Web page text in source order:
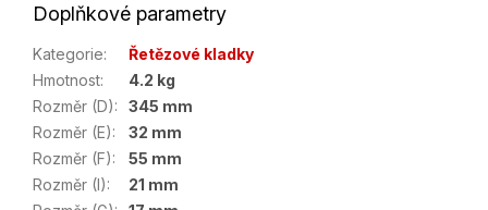
Doplňkové parametry
Kategorie:
Řetězové kladky
Hmotnost:
4.2 kg
Rozměr (D):
345 mm
Rozměr (E):
32 mm
Rozměr (F):
55 mm
Rozměr (I):
21 mm